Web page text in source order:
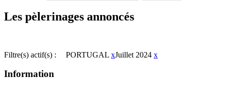
Les pèlerinages annoncés
Filtre(s) actif(s) : PORTUGAL xJuillet 2024 x
Information